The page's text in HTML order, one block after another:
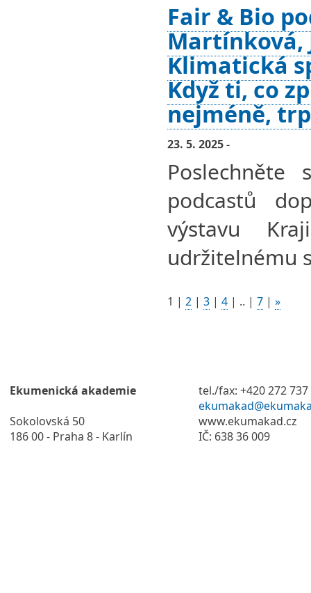
Fair & Bio
Martínková,
Klimatická
Když ti, co
nejméně,
23. 5. 2025 -
podcastů
výstavu
udržitelnému
1 | 2 | 3 | 4 | .. | 7 | »
Ekumenická akademie
Sokolovská 50
186 00 - Praha 8 - Karlín
tel./fax: +420 272 737
www.ekumakad.cz
IČ: 638 36 009